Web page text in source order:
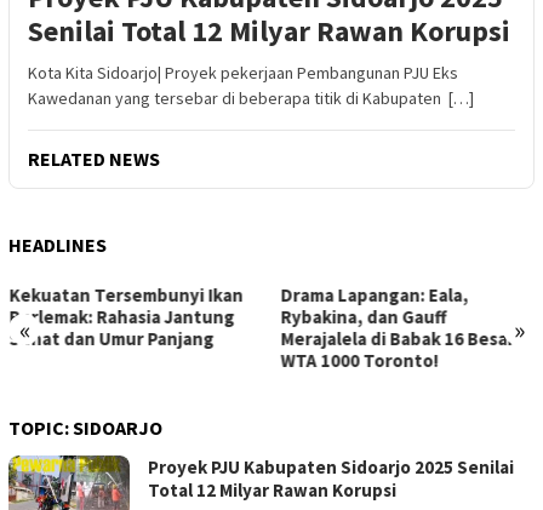
Senilai Total 12 Milyar Rawan Korupsi
Kota Kita Sidoarjo| Proyek pekerjaan Pembangunan PJU Eks
Kawedanan yang tersebar di beberapa titik di Kabupaten […]
RELATED NEWS
HEADLINES
« »
Drama Lapangan: Eala,
Rybakina, dan Gauff
Merajalela di Babak 16 Besar
Strategi Jitu Memenangkan
Lelang Mobil Bekas: Hindari
Kerugian, Raih Keuntungan
Maksimal!
TOPIC:SIDOARJO
Proyek PJU Kabupaten Sidoarjo 2025 Senilai
Total 12 Milyar Rawan Korupsi